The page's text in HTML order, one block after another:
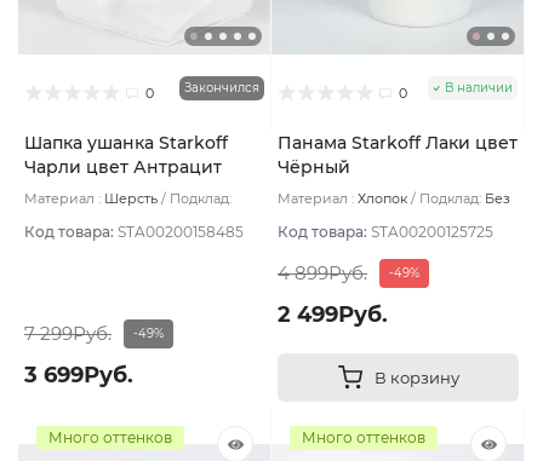
0 Закончился
Шапка ушанка Starkoff
Чарли цвет Антрацит
размер 56-58
Материал : Шерсть
Подклад:
Код товара: STA00200158485
7 299Руб. -49%
3 699Руб.
0 В наличии
Панама Starkoff Лаки цвет
Чёрный
Материал : Хлопок Подклад: Без
Код товара: STA00200125725
4 899Руб. -49%
2 499Руб.
В корзину
Много оттенков Много оттенков